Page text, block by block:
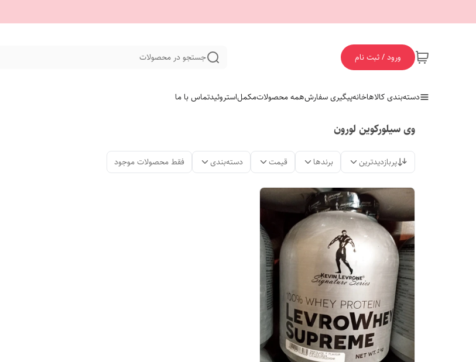
ورود / ثبت نام جستجو در محصولات
دسته‌بندی کالاهاخانهپیگیری سفارشهمه محصولاتمکملاستروئیدتماس با ما
وی سیلورکوین لورون
پربازدیدترین برندها قیمت دسته‌بندی فقط محصولات موجود